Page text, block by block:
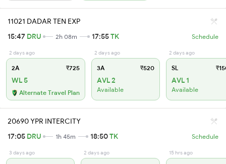
11021 DADAR TEN EXP
15:47 DRU 2h 08m 17:55TK Schedule
2 days ago
2A ₹725
WL 5
Alternate Travel Plan
2 days ago
3A ₹520
AVL 2
Available
2 days ago
SL
AVL 1
Available
20690 YPR INTERCITY
17:05 DRU 1h 45m 18:50TK Schedule
3 days ago 2 days ago 15 hrs ago